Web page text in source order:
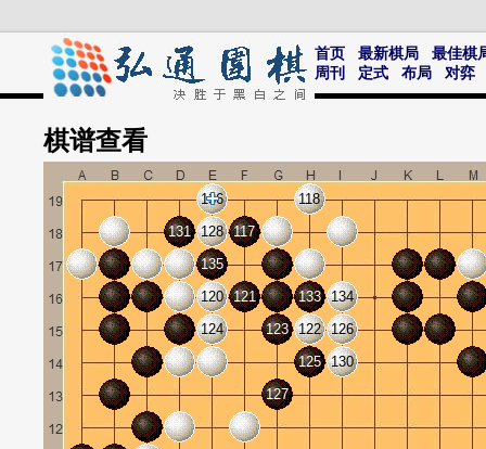
首页 最新棋局
最佳棋
周刊
定式 布局 对弈
棋谱查看
117
118
120 121
122
123
124
125
126
127
128
130
131
133 134
135
136